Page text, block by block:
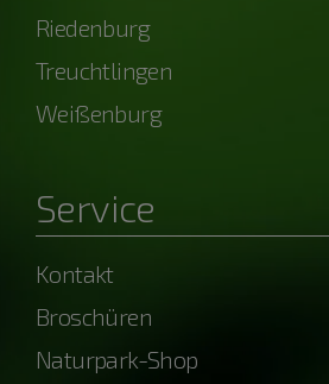
Riedenburg
Treuchtlingen
Weißenburg
Service
Kontakt
Broschüren
Naturpark-Shop